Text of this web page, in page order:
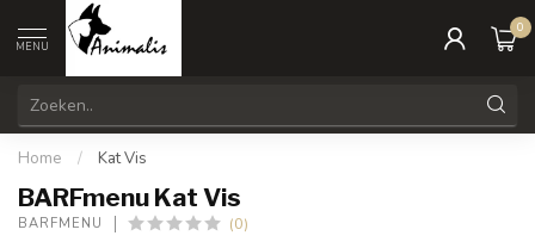
MENU
0
Home / Kat Vis
BARFmenu Kat Vis
BARFMENU (0)